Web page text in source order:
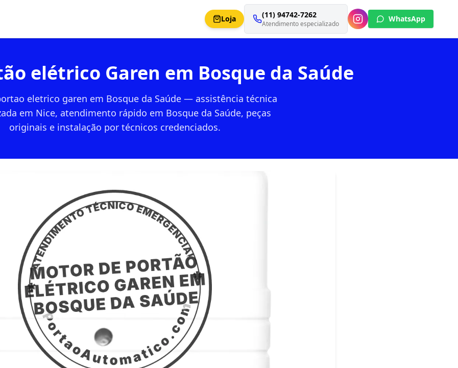
Loja (11) 94742-7262
Atendimento especializado
WhatsApp
elétrico Garen em Bosque da Saúde
eletrico garen em Bosque da Saúde — assistência técnica
em Nice, atendimento rápido em Bosque da Saúde, peças
originais e instalação por técnicos credenciados.